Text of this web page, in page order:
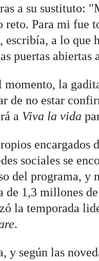
a su sustituto:
reto. Para mi fue
escribía, a lo que
puertas abiertas
momento, la
de no estar
a Viva la vida
encargados
sociales se
del programa, y
de 1,3 millones
la temporada
.
y según las